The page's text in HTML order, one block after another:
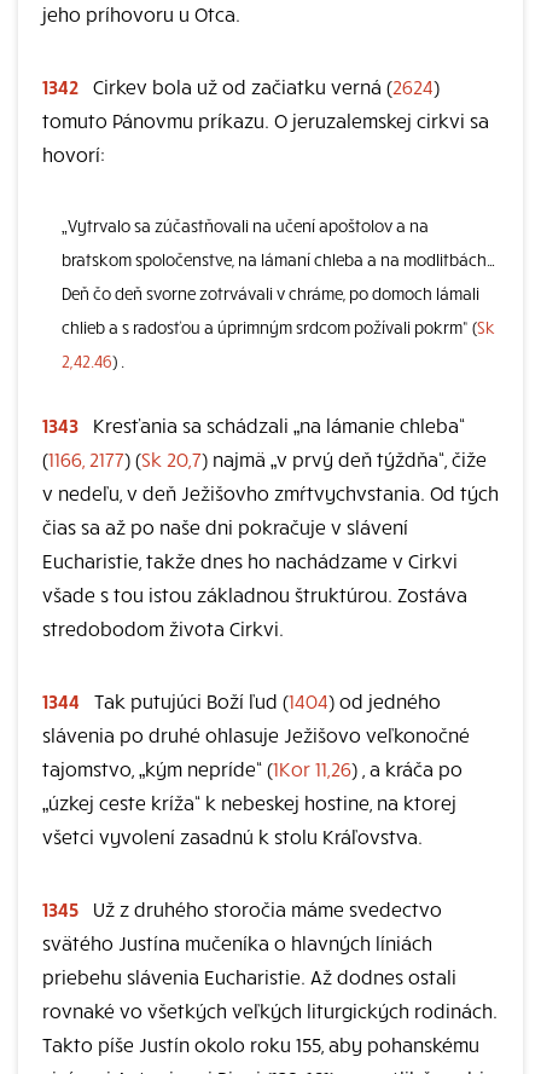
jeho príhovoru u Otca.
1342 Cirkev bola už od začiatku verná (2624)
tomuto Pánovmu príkazu. O jeruzalemskej cirkvi sa
hovorí:
„Vytrvalo sa zúčastňovali na učení apoštolov a na
bratskom spoločenstve, na lámaní chleba a na modlitbách…
Deň čo deň svorne zotrvávali v chráme, po domoch lámali
chlieb a s radosťou a úprimným srdcom požívali pokrm“ (Sk
2,42.46) .
1343
Kresťania sa schádzali „na lámanie chleba“
(1166, 2177) (Sk 20,7) najmä „v prvý deň týždňa“, čiže
v nedeľu, v deň Ježišovho zmŕtvychvstania. Od tých
čias sa až po naše dni pokračuje v slávení
Eucharistie, takže dnes ho nachádzame v Cirkvi
všade s tou istou základnou štruktúrou. Zostáva
stredobodom života Cirkvi.
1344 Tak putujúci Boží ľud (1404) od jedného
slávenia po druhé ohlasuje Ježišovo veľkonočné
tajomstvo, „kým nepríde“ (1Kor 11,26) , a kráča po
„úzkej ceste kríža“ k nebeskej hostine, na ktorej
všetci vyvolení zasadnú k stolu Kráľovstva.
1345
Už z druhého storočia máme svedectvo
svätého Justína mučeníka o hlavných líniách
priebehu slávenia Eucharistie. Až dodnes ostali
rovnaké vo všetkých veľkých liturgických rodinách.
Takto píše Justín okolo roku 155, aby pohanskému